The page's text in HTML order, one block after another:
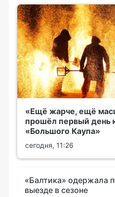
«Ещё жарче, ещё
прошёл первый день
«Большого Каупа»
сегодня, 11:26
«Балтика» одержала
выезде в сезоне